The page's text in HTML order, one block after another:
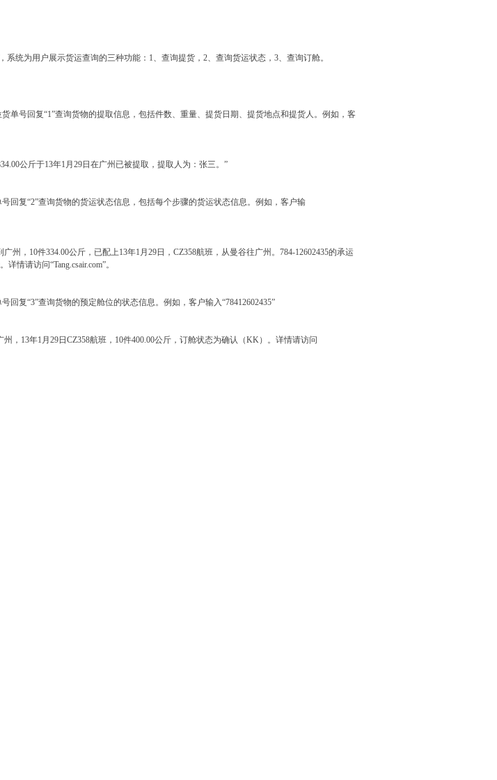
系统为用户展示货运查询的三种功能：1、查询提货，2、查询货运状态，3、查询订舱。
单号回复“1”查询货物的提取信息，包括件数、重量、提货日期、提货地点和提货人。例如，客
公斤于13年1月29日在广州已被提取，提取人为：张三。”
回复“2”查询货物的货运状态信息，包括每个步骤的货运状态信息。例如，客户输
广州，10件334.00公斤，已配上13年1月29日，CZ358航班，从曼谷往广州。784-12602435的承运
情请访问“Tang.csair.com”。
回复“3”查询货物的预定舱位的状态信息。例如，客户输入“78412602435”
州，13年1月29日CZ358航班，10件400.00公斤，订舱状态为确认（KK）。详情请访问